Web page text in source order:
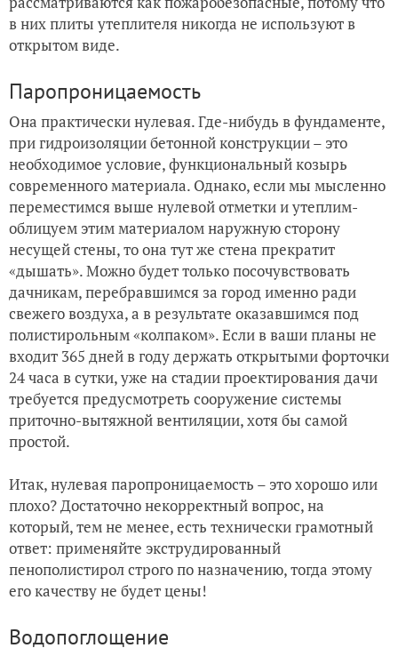
в них плиты утеплителя никогда не используют в
открытом виде.
Паропроницаемость
Она практически нулевая. Где-нибудь в фундаменте,
при гидроизоляции бетонной конструкции – это
необходимое условие, функциональный козырь
современного материала. Однако, если мы мысленно
переместимся выше нулевой отметки и утеплим-
облицуем этим материалом наружную сторону
несущей стены, то она тут же стена прекратит
«дышать». Можно будет только посочувствовать
дачникам, перебравшимся за город именно ради
свежего воздуха, а в результате оказавшимся под
полистирольным «колпаком». Если в ваши планы не
входит 365 дней в году держать открытыми форточки
24 часа в сутки, уже на стадии проектирования дачи
требуется предусмотреть сооружение системы
приточно-вытяжной вентиляции, хотя бы самой
простой.
Итак, нулевая паропроницаемость – это хорошо или
плохо? Достаточно некорректный вопрос, на
который, тем не менее, есть технически грамотный
ответ: применяйте экструдированный
пенополистирол строго по назначению, тогда этому
его качеству не будет цены!
Водопоглощение